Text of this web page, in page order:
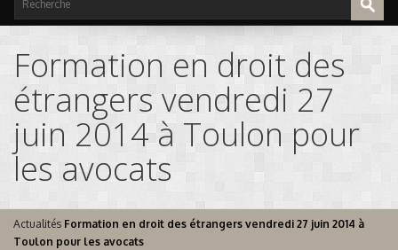
Formation en droit des
étrangers vendredi 27
juin 2014 à Toulon pour
les avocats
Actualités Formation en droit des étrangers vendredi 27 juin 2014 à
Toulon pour les avocats